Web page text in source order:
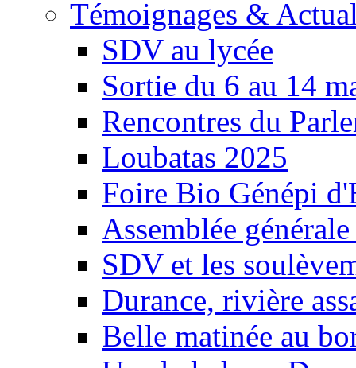
Témoignages &
SDV au lycée
Sortie du 6 au 14
Rencontres du
Loubatas 2025
Foire Bio Génépi
Assemblée
SDV et les
Durance, rivière
Belle matinée au